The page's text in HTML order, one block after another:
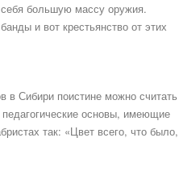
большую массу оружия.
и вот крестьянство от этих
в Сибири поистине можно считать
основы, имеющие
так: «Цвет всего, что было,